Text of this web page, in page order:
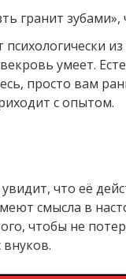
гранит
психологически
умеет.
просто вам
с опытом.
что её
смысла в
чтобы не